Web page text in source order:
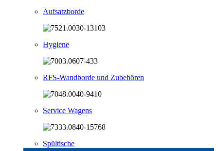
Aufsatzborde
Hygiene
RFS-Wandborde und Zubehören
Service Wagens
Spültische